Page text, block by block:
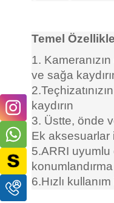
Temel
1.
ve sağa
kaydırın
3. Üstte, önde
Ek aksesuarlar
5.ARRI uyumlu
6.Hızlı